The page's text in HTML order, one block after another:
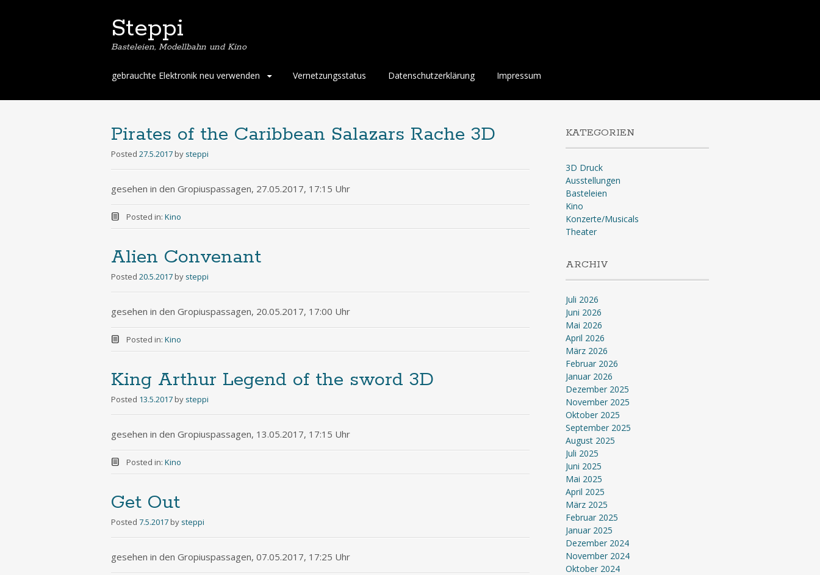
Steppi
Basteleien, Modellbahn und Kino
Skip
content
gebrauchte Elektronik neu verwenden Vernetzungsstatus Datenschutzerklärung Impressum
Pirates of the Caribbean Salazars Rache 3D
Posted 27.5.2017 by steppi
gesehen in den Gropiuspassagen, 27.05.2017, 17:15 Uhr
Posted in: Kino
Alien Convenant
Posted 20.5.2017 by steppi
gesehen in den Gropiuspassagen, 20.05.2017, 17:00 Uhr
Posted in: Kino
King Arthur Legend of the sword 3D
Posted 13.5.2017 by steppi
gesehen in den Gropiuspassagen, 13.05.2017, 17:15 Uhr
Posted in: Kino
Get Out
Posted 7.5.2017 by steppi
gesehen in den Gropiuspassagen, 07.05.2017, 17:25 Uhr
KATEGORIEN
3D Druck
Ausstellungen
Basteleien
Kino
Konzerte/Musicals
Theater
ARCHIV
Juli 2026
Juni 2026
Mai 2026
April 2026
März 2026
Februar 2026
Januar 2026
Dezember 2025
November 2025
Oktober 2025
September 2025
August 2025
Juli 2025
Juni 2025
Mai 2025
April 2025
März 2025
Februar 2025
Januar 2025
Dezember 2024
November 2024
Oktober 2024